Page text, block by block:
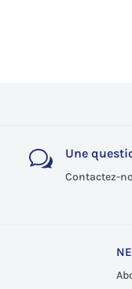
w Une
Contactez-